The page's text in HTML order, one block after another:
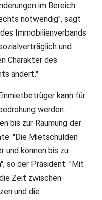
im Bereich
notwendig", sagt
Immobilienverbands
und
Charakter des
ändert."
kann für
werden.
bis zur Räumung der
"Die Mietschulden
und können bis zu
so der Präsident. "Mit
Zeit zwischen
und die